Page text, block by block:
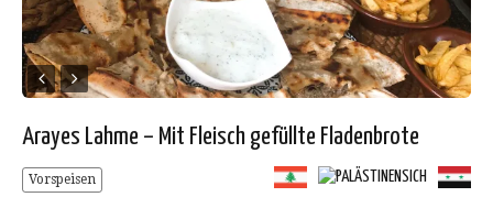
Arayes Lahme – Mit Fleisch gefüllte Fladenbrote
Vorspeisen